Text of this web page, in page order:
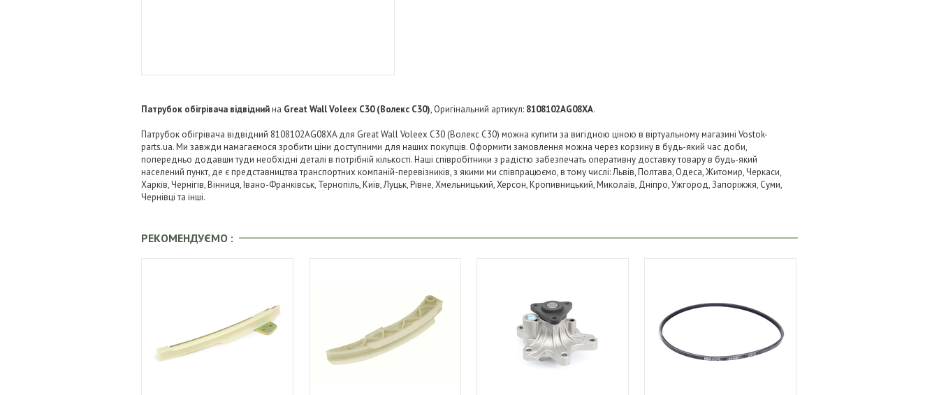
Патрубок обігрівача відвіднийна Great Wall Voleex C30 (Волекс C30), Оригінальний артикул: 8108102AG08XA.
Патрубок обігрівача відвідний 8108102AG08XA для Great Wall Voleex C30 (Волекс C30) можна купити за вигідною ціною в віртуальному магазині Vostok-
parts.ua. Ми завжди намагаємося зробити ціни доступними для наших покупців. Оформити замовлення можна через корзину в будь-який час доби,
попередньо додавши туди необхідні деталі в потрібній кількості. Наші співробітники з радістю забезпечать оперативну доставку товару в будь-який
населений пункт, де є представництва транспортних компаній-перевізників, з якими ми співпрацюємо, в тому числі: Львів, Полтава, Одеса, Житомир, Черкаси,
Харків, Чернігів, Вінниця, Івано-Франківськ, Тернопіль, Київ, Луцьк, Рівне, Хмельницький, Херсон, Кропивницький, Миколаїв, Дніпро, Ужгород, Запоріжжя, Суми,
Чернівці та інші.
РЕКОМЕНДУЄМО :